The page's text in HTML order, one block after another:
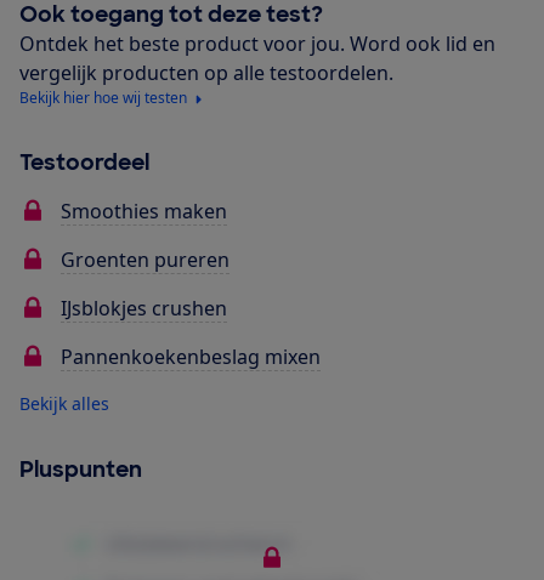
Ook toegang tot deze test?
Ontdek het beste product voor jou. Word ook lid en
vergelijk producten op alle testoordelen.
Bekijk hier hoe wij testen
Testoordeel
Smoothies maken
Groenten pureren
IJsblokjes crushen
Pannenkoekenbeslag mixen
Bekijk alles
Pluspunten